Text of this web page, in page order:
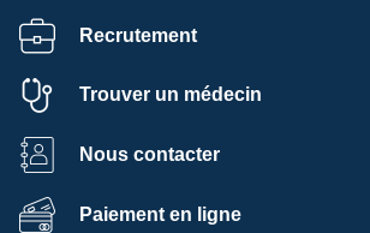
Recrutement
Trouver un médecin
Nous contacter
Paiement en ligne